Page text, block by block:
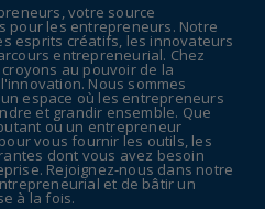
09, 2026
elle chaude dans la
? Le...
08, 2026
votre source
pour les entrepreneurs. Notre
esprits créatifs, les innovateurs
entrepreneurial. Chez
au pouvoir de la
Nous sommes
espace où les entrepreneurs
et grandir ensemble. Que
ou un entrepreneur
vous fournir les outils, les
dont vous avez besoin
Rejoignez-nous dans notre
et de bâtir un
à la fois.